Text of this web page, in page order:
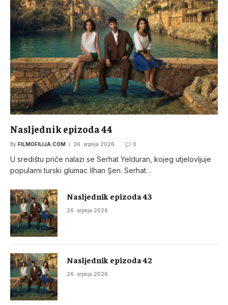
Nasljednik epizoda 44
By FILMOFILIJA.COM 26. srpnja 2026. 0
U središtu priče nalazi se Serhat Yelduran, kojeg utjelovljuje
popularni turski glumac İlhan Şen. Serhat…
Nasljednik epizoda 43
26. srpnja 2026.
Nasljednik epizoda 42
26. srpnja 2026.